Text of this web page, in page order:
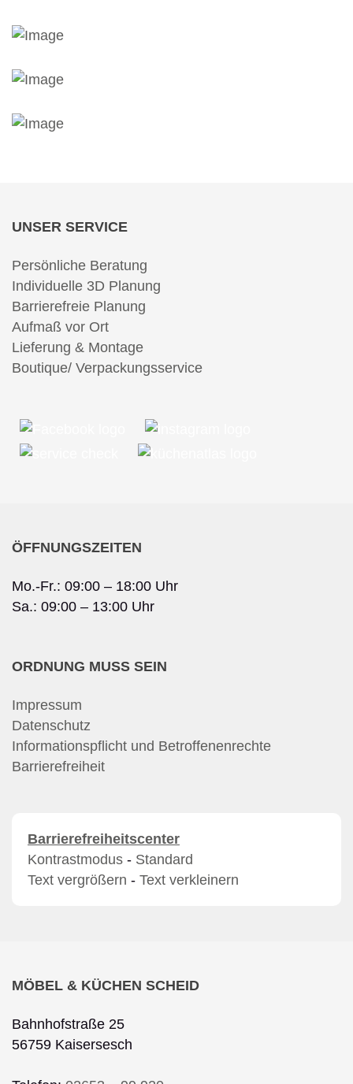
UNSER SERVICE
Persönliche Beratung
Individuelle 3D Planung
Barrierefreie Planung
Aufmaß vor Ort
Lieferung & Montage
Boutique/ Verpackungsservice
ÖFFNUNGSZEITEN
Mo.-Fr.: 09:00 – 18:00 Uhr
Sa.: 09:00 – 13:00 Uhr
ORDNUNG MUSS SEIN
Impressum
Datenschutz
Informationspflicht und Betroffenenrechte
Barrierefreiheit
Barrierefreiheitscenter
Kontrastmodus - Standard
Text vergrößern - Text verkleinern
MÖBEL & KÜCHEN SCHEID
Bahnhofstraße 25
56759 Kaisersesch